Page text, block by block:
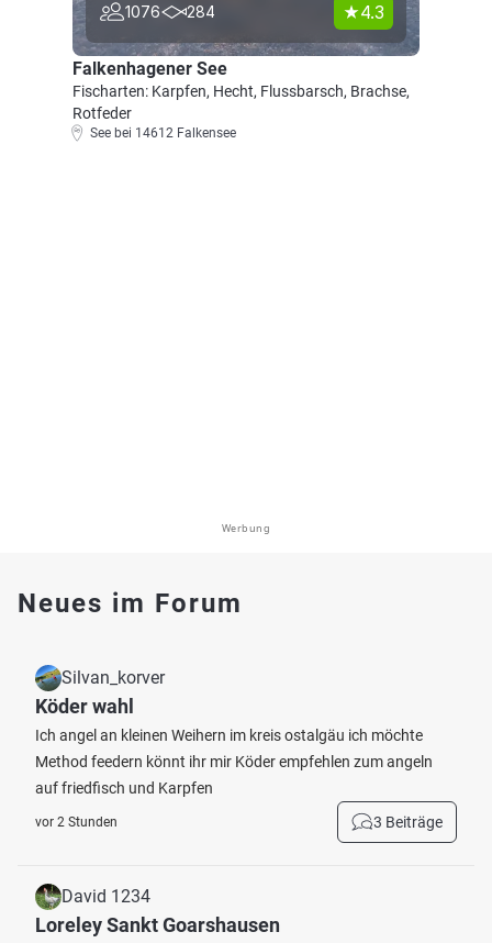
1076 284 4.3
Falkenhagener See
Fischarten: Karpfen, Hecht, Flussbarsch, Brachse,
Rotfeder
See bei 14612 Falkensee
Werbung
Neues im Forum
Silvan_korver
Köder wahl
Ich angel an kleinen Weihern im kreis ostalgäu ich möchte
Method feedern könnt ihr mir Köder empfehlen zum angeln
auf friedfisch und Karpfen
vor 2 Stunden 3 Beiträge
David 1234
Loreley Sankt Goarshausen